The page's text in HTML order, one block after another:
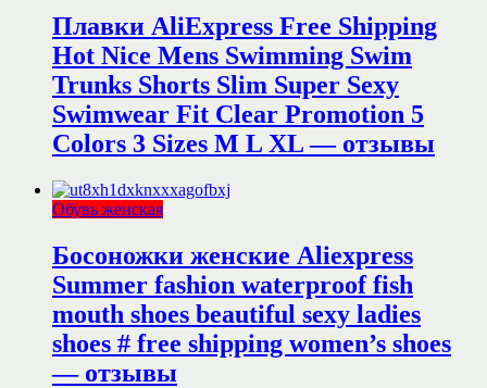
Плавки AliExpress Free Shipping
Hot Nice Mens Swimming Swim
Trunks Shorts Slim Super Sexy
Swimwear Fit Clear Promotion 5
Colors 3 Sizes M L XL — отзывы
Обувь женская
Босоножки женские Aliexpress
Summer fashion waterproof fish
mouth shoes beautiful sexy ladies
shoes # free shipping women’s shoes
— отзывы